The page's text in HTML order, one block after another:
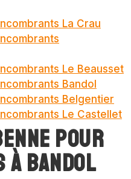
La Crau
Le Beausset
Bandol
Belgentier
Le Castellet
pour
à Bandol